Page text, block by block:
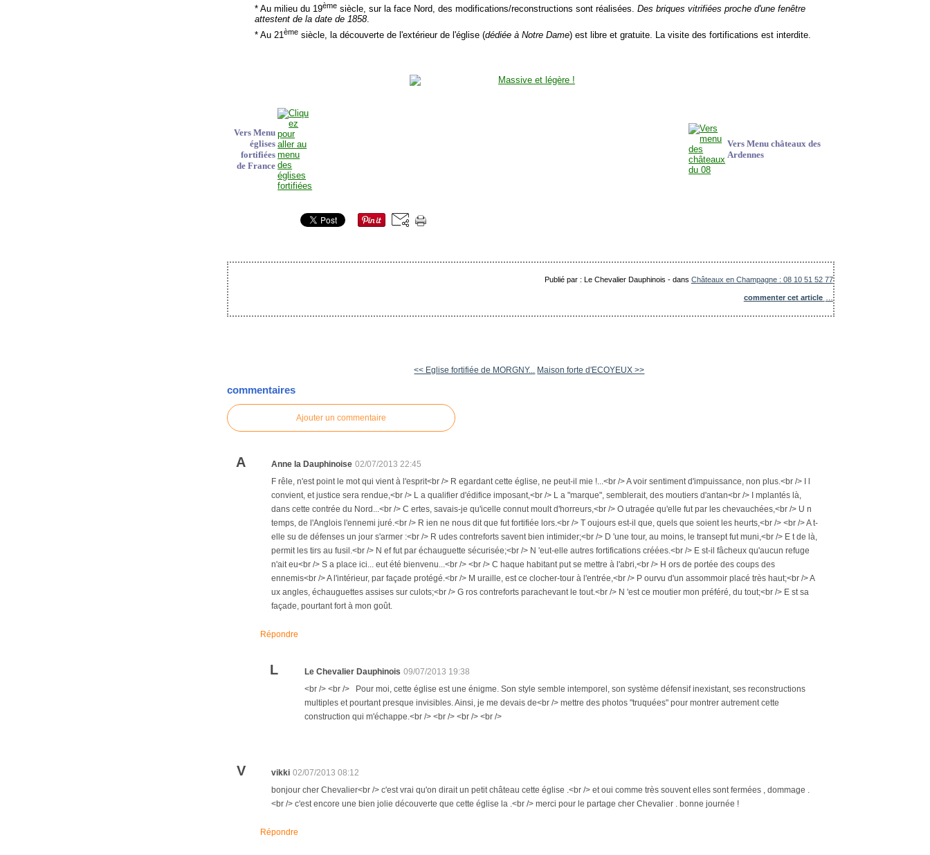
* Au milieu du 19ème siècle, sur la face Nord, des modifications/reconstructions sont réalisées.Des briques vitrifiées proche d'une fenêtre
attestent de la date de 1858.
* Au 21ème siècle, la découverte de l'extérieur de l'église (dédiée à Notre Dame) est libre et gratuite. La visite des fortifications est interdite.
Vers Menu
églises
fortifiées
de France
Vers Menu châteaux des
Ardennes
Publié par : Le Chevalier Dauphinois -dans Châteaux en Champagne : 08 10 51 52 77
commenter cet article
<< Eglise fortifiée de MORGNY... Maison forte d'ECOYEUX >>
commentaires
Ajouter un commentaire
A Anne la Dauphinoise 02/07/2013 22:45
F rêle, n'est point le mot qui vient à l'esprit<br /> R egardant cette église, ne peut-il mie !...<br /> A voir sentiment d'impuissance, non plus.<br /> I l
convient, et justice sera rendue,<br /> L a qualifier d'édifice imposant,<br /> L a "marque", semblerait, des moutiers d'antan<br /> I mplantés là,
dans cette contrée du Nord...<br /> C ertes, savais-je qu'icelle connut moult d'horreurs,<br /> O utragée qu'elle fut par les chevauchées,<br /> U n
temps, de l'Anglois l'ennemi juré.<br /> R ien ne nous dit que fut fortifiée lors.<br /> T oujours est-il que, quels que soient les heurts,<br /> <br /> A t-
elle su de défenses un jour s'armer :<br /> R udes contreforts savent bien intimider;<br /> D 'une tour, au moins, le transept fut muni,<br /> E t de là,
permit les tirs au fusil.<br /> N ef fut par échauguette sécurisée;<br /> N 'eut-elle autres fortifications créées.<br /> E st-il fâcheux qu'aucun refuge
n'ait eu<br /> S a place ici... eut été bienvenu...<br /> <br /> C haque habitant put se mettre à l'abri,<br /> H ors de portée des coups des
ennemis<br /> A l'intérieur, par façade protégé.<br /> M uraille, est ce clocher-tour à l'entrée,<br /> P ourvu d'un assommoir placé très haut;<br /> A
ux angles, échauguettes assises sur culots;<br /> G ros contreforts parachevant le tout.<br /> N 'est ce moutier mon préféré, du tout;<br /> E st sa
façade, pourtant fort à mon goût.
Répondre
L Le Chevalier Dauphinois 09/07/2013 19:38
<br /> <br /> Pour moi, cette église est une énigme. Son style semble intemporel, son système défensif inexistant, ses reconstructions
multiples et pourtant presque invisibles. Ainsi, je me devais de<br /> mettre des photos "truquées" pour montrer autrement cette
construction qui m'échappe.<br /> <br /> <br /> <br />
V vikki 02/07/2013 08:12
bonjour cher Chevalier<br /> c'est vrai qu'on dirait un petit château cette église .<br /> et oui comme très souvent elles sont fermées , dommage .
<br /> c'est encore une bien jolie découverte que cette église la .<br /> merci pour le partage cher Chevalier . bonne journée !
Répondre